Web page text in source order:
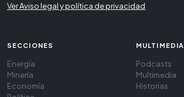
Ver Aviso legal y política de privacidad
SECCIONES
Energía
Minería
Economía
MULTIMEDIA
Podcasts
Multimedia
Historias